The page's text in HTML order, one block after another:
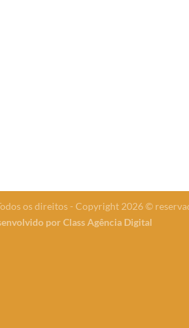
os direitos - Copyright 2026 ©
porClass Agência Digital